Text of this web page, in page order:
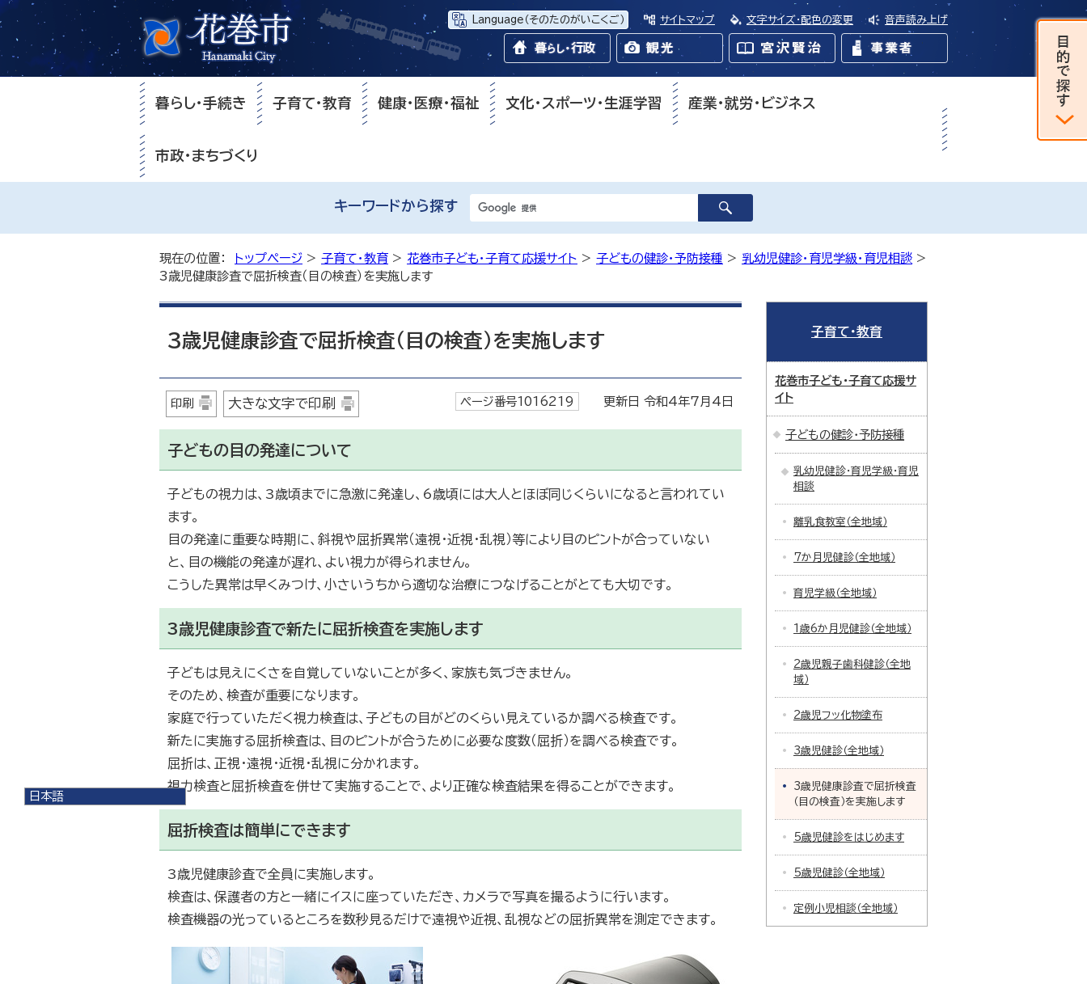
Language （そのたのがいこくご） サイトマップ 文字サイズ・配色の変更 音声読み上げ
日本語
暮らし・手続き 子育て・教育 健康・医療・福祉 文化・スポーツ・生涯学習 産業・就労・ビジネス
市政・まちづくり
キーワードから探す
現在の位置： トップページ > 子育て・教育 > 花巻市子ども・子育て応援サイト > 子どもの健診・予防接種 > 乳幼児健診・育児学級・育児相談 >
3歳児健康診査で屈折検査（目の検査）を実施します
3歳児健康診査で屈折検査（目の検査）を実施します
印刷 大きな文字で印刷 ページ番号1016219 更新日 令和4年7月4日
子どもの目の発達について
子どもの視力は、3歳頃までに急激に発達し、6歳頃には大人とほぼ同じくらいになると言われてい
ます。
目の発達に重要な時期に、斜視や屈折異常（遠視・近視・乱視）等により目のピントが合っていない
と、目の機能の発達が遅れ、よい視力が得られません。
こうした異常は早くみつけ、小さいうちから適切な治療につなげることがとても大切です。
3歳児健康診査で新たに屈折検査を実施します
子どもは見えにくさを自覚していないことが多く、家族も気づきません。
そのため、検査が重要になります。
家庭で行っていただく視力検査は、子どもの目がどのくらい見えているか調べる検査です。
新たに実施する屈折検査は、目のピントが合うために必要な度数（屈折）を調べる検査です。
屈折は、正視・遠視・近視・乱視に分かれます。
視力検査と屈折検査を併せて実施することで、より正確な検査結果を得ることができます。
屈折検査は簡単にできます
3歳児健康診査で全員に実施します。
検査は、保護者の方と一緒にイスに座っていただき、カメラで写真を撮るように行います。
検査機器の光っているところを数秒見るだけで遠視や近視、乱視などの屈折異常を測定できます。
子育て・教育
花巻市子ども・子育て応援サ
イト
子どもの健診・予防接種
乳幼児健診・育児学級・育児
相談
離乳食教室（全地域）
7か月児健診（全地域）
育児学級（全地域）
1歳6か月児健診（全地域）
2歳児親子歯科健診（全地
域）
2歳児フッ化物塗布
3歳児健診（全地域）
3歳児健康診査で屈折検査
（目の検査）を実施します
5歳児健診をはじめます
5歳児健診（全地域）
定例小児相談（全地域）